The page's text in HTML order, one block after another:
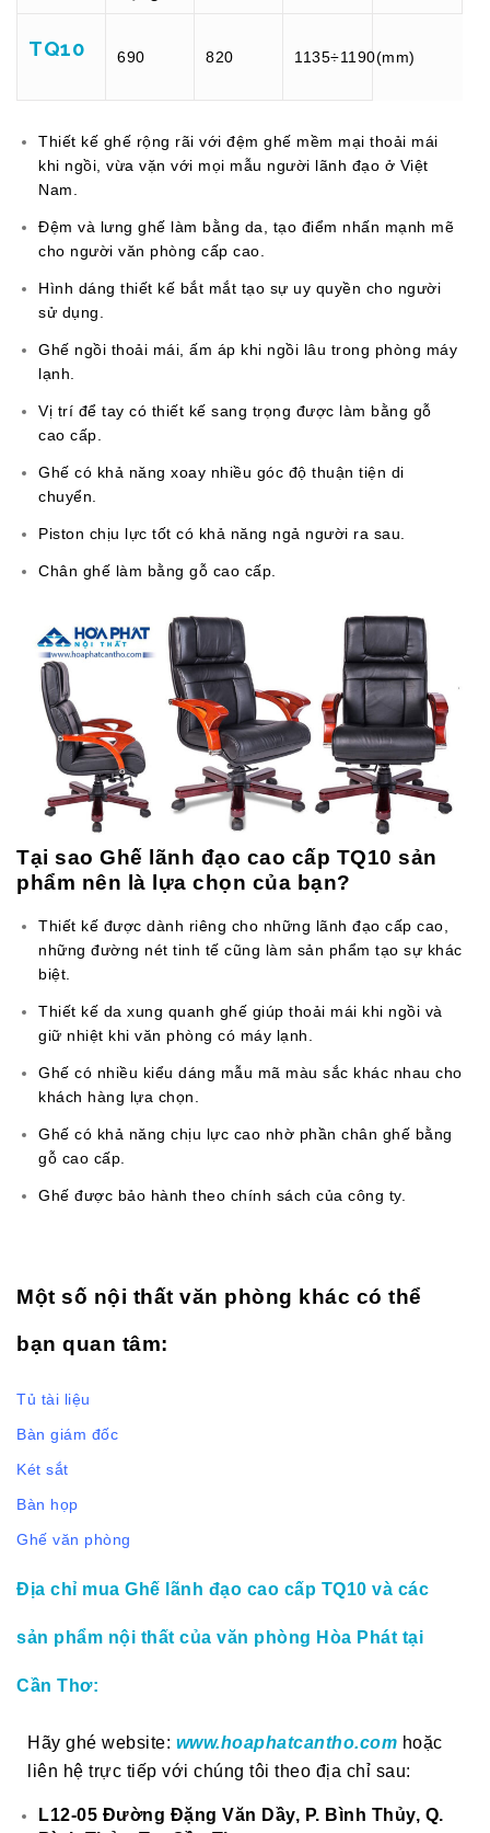
TQ10 690 820 1135÷1190(mm)
Thiết kế ghế rộng rãi với đệm ghế mềm mại thoải mái
khi ngồi, vừa vặn với mọi mẫu người lãnh đạo ở Việt
Nam.
Đệm và lưng ghế làm bằng da, tạo điểm nhấn mạnh mẽ
cho người văn phòng cấp cao.
Hình dáng thiết kế bắt mắt tạo sự uy quyền cho người
sử dụng.
Ghế ngồi thoải mái, ấm áp khi ngồi lâu trong phòng máy
lạnh.
Vị trí để tay có thiết kế sang trọng được làm bằng gỗ
cao cấp.
Ghế có khả năng xoay nhiều góc độ thuận tiện di
chuyển.
Piston chịu lực tốt có khả năng ngả người ra sau.
Chân ghế làm bằng gỗ cao cấp.
Tại sao Ghế lãnh đạo cao cấp TQ10 sản
phẩm nên là lựa chọn của bạn?
Thiết kế được dành riêng cho những lãnh đạo cấp cao,
những đường nét tinh tế cũng làm sản phẩm tạo sự khác
biệt.
Thiết kế da xung quanh ghế giúp thoải mái khi ngồi và
giữ nhiệt khi văn phòng có máy lạnh.
Ghế có nhiều kiểu dáng mẫu mã màu sắc khác nhau cho
khách hàng lựa chọn.
Ghế có khả năng chịu lực cao nhờ phần chân ghế bằng
gỗ cao cấp.
Ghế được bảo hành theo chính sách của công ty.
Một số nội thất văn phòng khác có thể
bạn quan tâm:
Tủ tài liệu
Bàn giám đốc
Két sắt
Bàn họp
Ghế văn phòng
Địa chỉ mua Ghế lãnh đạo cao cấp TQ10 và các
sản phẩm nội thất của văn phòng Hòa Phát tại
Cần Thơ:
Hãy ghé website: www.hoaphatcantho.com hoặc
liên hệ trực tiếp với chúng tôi theo địa chỉ sau:
L12-05 Đường Đặng Văn Dầy, P. Bình Thủy, Q.